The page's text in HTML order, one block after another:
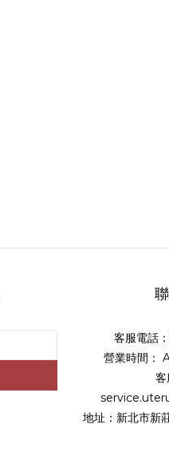
客服電話
營業時間：
客
地址：新北市新